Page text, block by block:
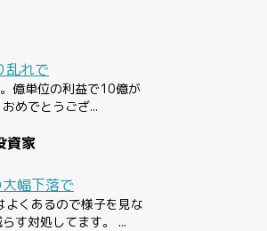
乱れで
億単位の利益で10億が
めでとうござ...
資家
幅下落で
よくあるので様子を見な
す対処してます。 ...